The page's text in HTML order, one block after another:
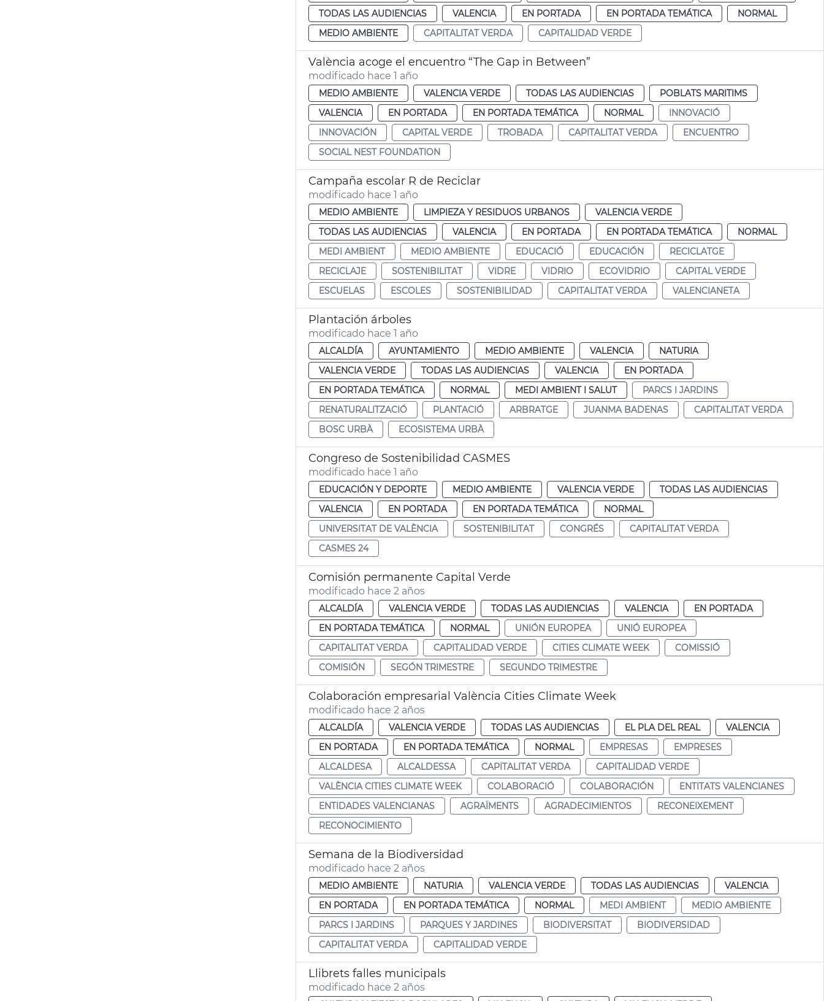
TODAS LAS AUDIENCIAS
VALENCIA EN PORTADA EN PORTADA TEMÁTICA
NORMAL
MEDIO AMBIENTE
CAPITALITAT VERDA CAPITALIDAD VERDE
València acoge el encuentro “The Gap in Between”
modificado hace 1 año
MEDIO AMBIENTE VALENCIA VERDE TODAS LAS AUDIENCIAS
POBLATS MARITIMS
VALENCIA
EN PORTADA EN PORTADA TEMÁTICA NORMAL
INNOVACIÓ
INNOVACIÓN
CAPITAL VERDE TROBADA CAPITALITAT VERDA
ENCUENTRO
SOCIAL NEST FOUNDATION
Campaña escolar R de Reciclar
modificado hace 1 año
MEDIO AMBIENTE LIMPIEZA Y RESIDUOS URBANOS
VALENCIA VERDE
TODAS LAS AUDIENCIAS
VALENCIA EN PORTADA EN PORTADA TEMÁTICA
NORMAL
MEDI AMBIENT
MEDIO AMBIENTE EDUCACIÓ EDUCACIÓN
RECICLATGE
RECICLAJE
SOSTENIBILITAT VIDRE VIDRIO ECOVIDRIO
CAPITAL VERDE
ESCUELAS
ESCOLES SOSTENIBILIDAD CAPITALITAT VERDA VALENCIANETA
Plantación árboles
modificado hace 1 año
ALCALDÍA AYUNTAMIENTO MEDIO AMBIENTE VALENCIA
NATURIA
VALENCIA VERDE
TODAS LAS AUDIENCIAS VALENCIA
EN PORTADA
EN PORTADA TEMÁTICA
NORMAL MEDI AMBIENT I SALUT
PARCS I JARDINS
RENATURALITZACIÓ
PLANTACIÓ ARBRATGE JUANMA BADENAS
CAPITALITAT VERDA
BOSC URBÀ
ECOSISTEMA URBÀ
Congreso de Sostenibilidad CASMES
modificado hace 1 año
EDUCACIÓN Y DEPORTE MEDIO AMBIENTE VALENCIA VERDE
TODAS LAS AUDIENCIAS
VALENCIA
EN PORTADA EN PORTADA TEMÁTICA
NORMAL
UNIVERSITAT DE VALÈNCIA
SOSTENIBILITAT CONGRÉS
CAPITALITAT VERDA
CASMES 24
Comisión permanente Capital Verde
modificado hace 2 años
ALCALDÍA VALENCIA VERDE TODAS LAS AUDIENCIAS VALENCIA
EN PORTADA
EN PORTADA TEMÁTICA
NORMAL UNIÓN EUROPEA
UNIÓ EUROPEA
CAPITALITAT VERDA
CAPITALIDAD VERDE CITIES CLIMATE WEEK
COMISSIÓ
COMISIÓN
SEGÓN TRIMESTRE SEGUNDO TRIMESTRE
Colaboración empresarial València Cities Climate Week
modificado hace 2 años
ALCALDÍA VALENCIA VERDE TODAS LAS AUDIENCIAS EL PLA DEL REAL
VALENCIA
EN PORTADA
EN PORTADA TEMÁTICA NORMAL EMPRESAS
EMPRESES
ALCALDESA
ALCALDESSA CAPITALITAT VERDA
CAPITALIDAD VERDE
VALÈNCIA CITIES CLIMATE WEEK
COLABORACIÓ COLABORACIÓN
ENTITATS VALENCIANES
ENTIDADES VALENCIANAS
AGRAÏMENTS AGRADECIMIENTOS
RECONEIXEMENT
RECONOCIMIENTO
Semana de la Biodiversidad
modificado hace 2 años
MEDIO AMBIENTE NATURIA VALENCIA VERDE TODAS LAS AUDIENCIAS
VALENCIA
EN PORTADA
EN PORTADA TEMÁTICA NORMAL MEDI AMBIENT
MEDIO AMBIENTE
PARCS I JARDINS
PARQUES Y JARDINES BIODIVERSITAT
BIODIVERSIDAD
CAPITALITAT VERDA
CAPITALIDAD VERDE
Llibrets falles municipals
modificado hace 2 años